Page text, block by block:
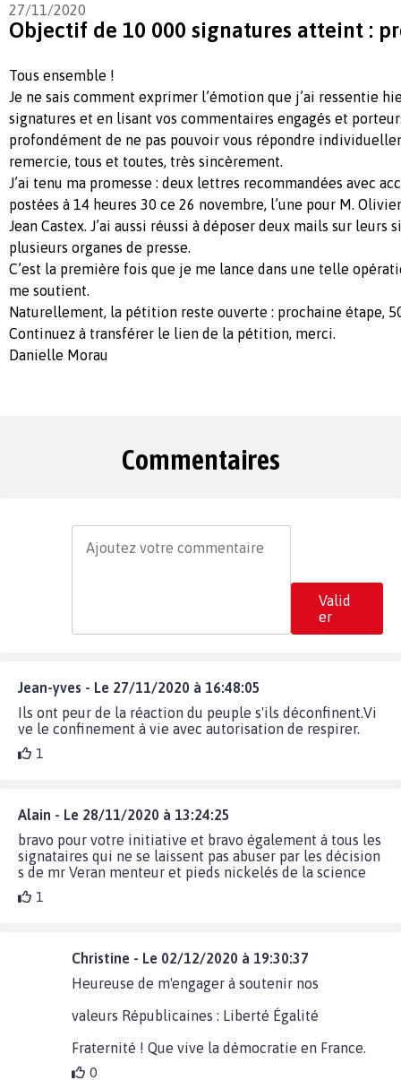
27/11/2020
Objectif de 10 000 signatures atteint :
Tous ensemble !
Je ne sais comment exprimer l’émotion que j’ai ressentie
signatures et en lisant vos commentaires engagés et
profondément de ne pas pouvoir vous répondre
remercie, tous et toutes, très sincèrement.
J’ai tenu ma promesse : deux lettres recommandées avec
postées à 14 heures 30 ce 26 novembre, l’une pour M.
Jean Castex. J’ai aussi réussi à déposer deux mails sur leurs
plusieurs organes de presse.
C’est la première fois que je me lance dans une telle
me soutient.
Naturellement, la pétition reste ouverte : prochaine étape,
Continuez à transférer le lien de la pétition, merci.
Danielle Morau
Commentaires
Valid
er
Jean-yves - Le 27/11/2020 à 16:48:05
Ils ont peur de la réaction du peuple s'ils déconfinent.Vi
ve le confinement à vie avec autorisation de respirer.
1
Alain - Le 28/11/2020 à 13:24:25
bravo pour votre initiative et bravo également à tous les
signataires qui ne se laissent pas abuser par les décision
s de mr Veran menteur et pieds nickelés de la science
1
Christine - Le 02/12/2020 à 19:30:37
Heureuse de m'engager à soutenir nos
valeurs Républicaines : Liberté Égalité
Fraternité ! Que vive la démocratie en France.
0